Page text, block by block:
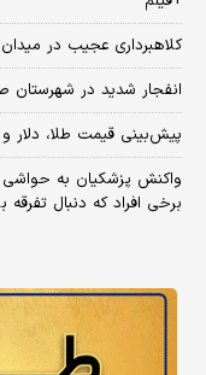
کلاهبرداری عجیب در میدان
انفجار شدید در
پیش‌بینی قیمت طلا، دلار و سکه
واکنش پزشکیان به حواشی
برخی افراد که دنبال